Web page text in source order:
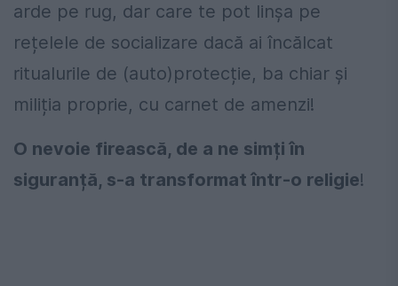
arde pe rug, dar care te pot linșa pe
rețelele de socializare dacă ai încălcat
ritualurile de (auto)protecție, ba chiar și
miliția proprie, cu carnet de amenzi!
O nevoie firească, de a ne simți în
siguranță, s-a transformat într-o religie!